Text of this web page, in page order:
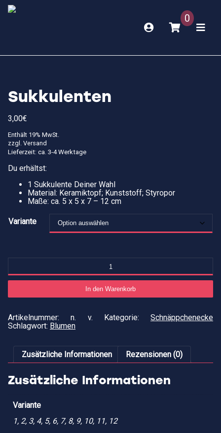
0
Sukkulenten
3,00€
Enthält 19% MwSt.
zzgl. Versand
Lieferzeit: ca. 3-4 Werktage
Du erhältst:
1 Sukkulente Deiner Wahl
Material: Keramiktopf; Kunststoff; Styropor
Maße: ca. 5 x 5 x 7 – 12 cm
Variante
In den Warenkorb
Artikelnummer:n. v. Kategorie: Schnäppchenecke
Schlagwort: Blumen
Zusätzliche Informationen Rezensionen (0)
Zusätzliche Informationen
Variante
1, 2, 3, 4, 5, 6, 7, 8, 9, 10, 11, 12